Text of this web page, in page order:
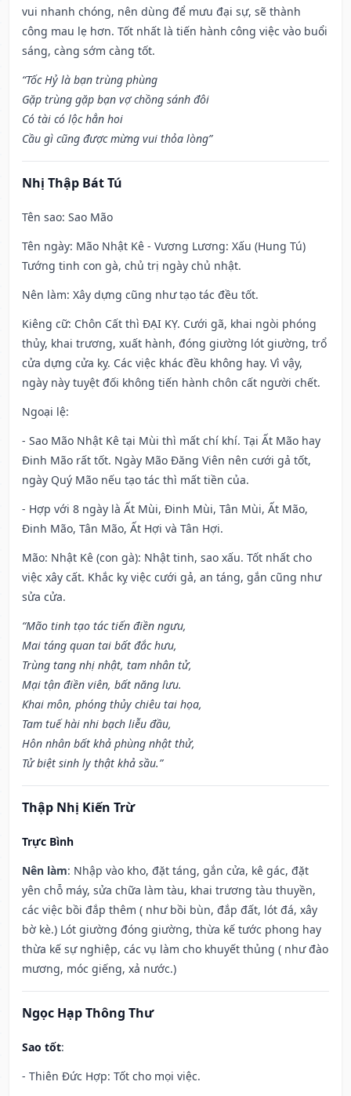
vui nhanh chóng, nên dùng để mưu đại sự, sẽ thành
công mau lẹ hơn. Tốt nhất là tiến hành công việc vào buổi
sáng, càng sớm càng tốt.
“Tốc Hỷ là bạn trùng phùng
Gặp trùng gặp bạn vợ chồng sánh đôi
Có tài có lộc hẳn hoi
Cầu gì cũng được mừng vui thỏa lòng”
Nhị Thập Bát Tú
Tên sao: Sao Mão
Tên ngày: Mão Nhật Kê - Vương Lương: Xấu (Hung Tú)
Tướng tinh con gà, chủ trị ngày chủ nhật.
Nên làm: Xây dựng cũng như tạo tác đều tốt.
Kiêng cữ: Chôn Cất thì ĐẠI KỴ. Cưới gã, khai ngòi phóng
thủy, khai trương, xuất hành, đóng giường lót giường, trổ
cửa dựng cửa kỵ. Các việc khác đều không hay. Vì vậy,
ngày này tuyệt đối không tiến hành chôn cất người chết.
Ngoại lệ:
- Sao Mão Nhật Kê tại Mùi thì mất chí khí. Tại Ất Mão hay
Đinh Mão rất tốt. Ngày Mão Đăng Viên nên cưới gả tốt,
ngày Quý Mão nếu tạo tác thì mất tiền của.
- Hợp với 8 ngày là Ất Mùi, Đinh Mùi, Tân Mùi, Ất Mão,
Đinh Mão, Tân Mão, Ất Hợi và Tân Hợi.
Mão: Nhật Kê (con gà): Nhật tinh, sao xấu. Tốt nhất cho
việc xây cất. Khắc kỵ việc cưới gả, an táng, gắn cũng như
sửa cửa.
“Mão tinh tạo tác tiến điền ngưu,
Mai táng quan tai bất đắc hưu,
Trùng tang nhị nhật, tam nhân tử,
Mại tận điền viên, bất năng lưu.
Khai môn, phóng thủy chiêu tai họa,
Tam tuế hài nhi bạch liễu đầu,
Hôn nhân bất khả phùng nhật thử,
Tử biệt sinh ly thật khả sầu.”
Thập Nhị Kiến Trừ
Trực Bình
Nên làm: Nhập vào kho, đặt táng, gắn cửa, kê gác, đặt
yên chỗ máy, sửa chữa làm tàu, khai trương tàu thuyền,
các việc bồi đắp thêm ( như bồi bùn, đắp đất, lót đá, xây
bờ kè.) Lót giường đóng giường, thừa kế tước phong hay
thừa kế sự nghiệp, các vụ làm cho khuyết thủng ( như đào
mương, móc giếng, xả nước.)
Ngọc Hạp Thông Thư
Sao tốt:
- Thiên Đức Hợp: Tốt cho mọi việc.